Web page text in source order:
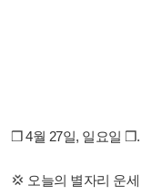
❒ 4월 27일, 일요일 ❒.
💢 오늘의 별자리 운세